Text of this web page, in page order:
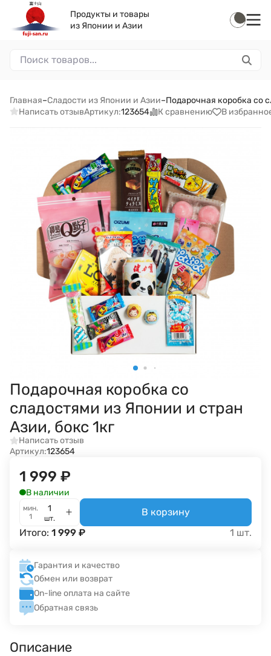
Продукты и товары
из Японии и Азии
Главная–Сладости из Японии и Азии–Подарочная коробка со
Написать отзывАртикул:123654 К сравнению В
Подарочная коробка со
сладостями из Японии и стран
Азии, бокс 1кг
Написать отзыв
Артикул:123654
1 999 ₽
В наличии
мин.
1
шт.
В корзину
Итого: 1 999 ₽ 1 шт.
Гарантия и качество
Обмен или возврат
On-line оплата на сайте
Обратная связь
Описание